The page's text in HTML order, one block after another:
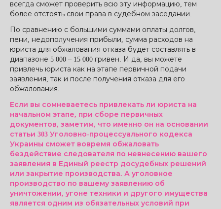
всегда сможет проверить всю эту информацию, тем
более отстоять свои права в судебном заседании.
По сравнению с большими суммами оплаты долгов,
пени, недополучения прибыли, сумма расходов на
юриста для обжалования отказа будет составлять в
диапазоне 5 000 – 15 000 гривен. И да, вы можете
привлечь юриста как на этапе первичной подачи
заявления, так и после получения отказа для его
обжалования.
Если вы сомневаетесь привлекать ли юриста на
начальном этапе, при сборе первичных
документов, заметим, что именно он на основании
статьи 303 Уголовно-процессуального кодекса
Украины сможет вовремя обжаловать
бездействие следователя по невнесению вашего
заявления в Единый реестр досудебных решений
или закрытие производства. А уголовное
производство по вашему заявлению об
уничтожении, угоне техники и другого имущества
является одним из обязательных условий при